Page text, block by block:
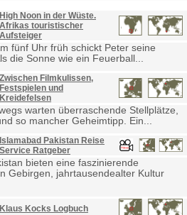
High Noon in der Wüste.
Afrikas touristischer
Aufsteiger
fünf Uhr früh schickt Peter seine
die Sonne wie ein Feuerball...
Zwischen Filmkulissen,
Festspielen und
Kreidefelsen
warten überraschende Stellplätze,
so mancher Geheimtipp. Ein...
Islamabad Pakistan Reise
Service Ratgeber
bieten eine faszinierende
Gebirgen, jahrtausendealter Kultur
Klaus Kocks Logbuch